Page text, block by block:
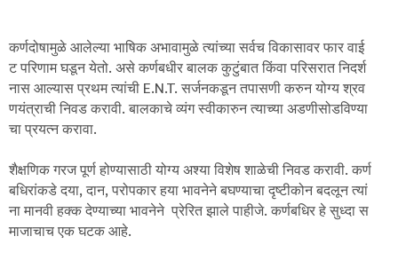
कर्णदोषामुळे आलेल्या भाषिक अभावामुळे त्यांच्या सर्वच विकासावर फार वाई
ट परिणाम घडून येतो. असे कर्णबधीर बालक कुटुंबात किंवा परिसरात निदर्श
नास आल्यास प्रथम त्यांची E.N.T. सर्जनकडून तपासणी करुन योग्य श्रव
णयंत्राची निवड करावी. बालकाचे व्यंग स्वीकारुन त्याच्या अडणीसोडविण्या
चा प्रयत्न करावा.
शैक्षणिक गरज पूर्ण होण्यासाठी योग्य अश्या विशेष शाळेची निवड करावी. कर्ण
बधिरांकडे दया, दान, परोपकार हया भावनेने बघण्याचा दृष्टीकोन बदलून त्यां
ना मानवी हक्क देण्याच्या भावनेने प्रेरित झाले पाहीजे. कर्णबधिर हे सुध्दा स
माजाचाच एक घटक आहे.